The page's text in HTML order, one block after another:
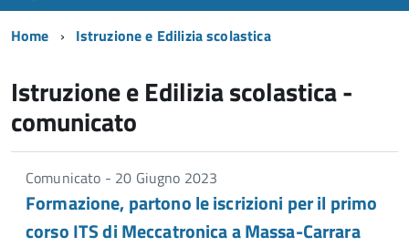
Home Istruzione e Edilizia scolastica
Istruzione e Edilizia scolastica -
comunicato
Comunicato - 20 Giugno 2023
Formazione, partono le iscrizioni per il primo
corso ITS di Meccatronica a Massa-Carrara